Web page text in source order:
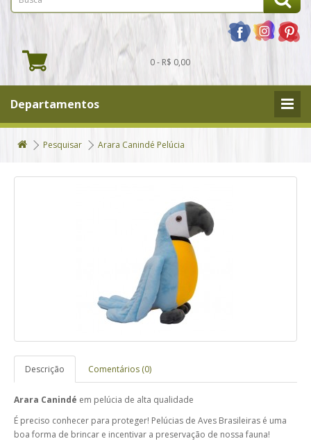
0 - R$ 0,00
Departamentos
Pesquisar Arara Canindé Pelúcia
Descrição Comentários (0)
Arara Canindé em pelúcia de alta qualidade
É preciso conhecer para proteger! Pelúcias de Aves Brasileiras é uma
boa forma de brincar e incentivar a preservação de nossa fauna!